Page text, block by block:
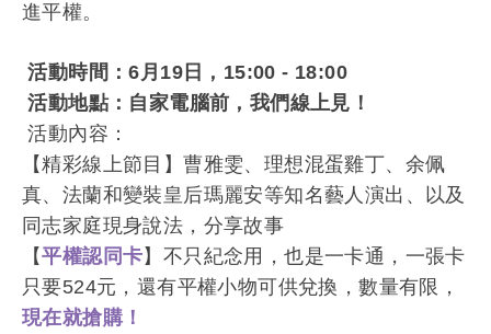
進平權。
活動時間：6月19日，15:00 - 18:00
活動地點：自家電腦前，我們線上見！
活動內容：
【精彩線上節目】曹雅雯、理想混蛋雞丁、余佩
真、法蘭和變裝皇后瑪麗安等知名藝人演出、以及
同志家庭現身說法，分享故事
【平權認同卡】不只紀念用，也是一卡通，一張卡
只要524元，還有平權小物可供兌換，數量有限，
現在就搶購！